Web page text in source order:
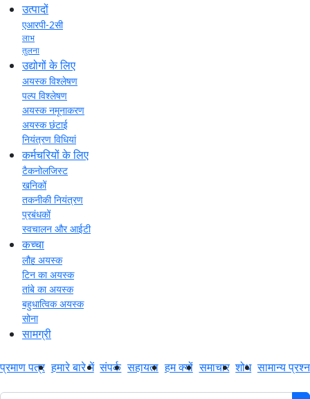
उत्पादों
एआरपी-2सी
लाभ
तुलना
उद्योगों के लिए
अयस्क विश्लेषण
पल्प विश्लेषण
अयस्क नमूनाकरण
अयस्क छंटाई
नियंत्रण विधियां
कर्मचरियों के लिए
टैकनोलजिस्ट
खनिकों
तकनीकी नियंत्रण
प्रबंधकों
स्वचालन और आईटी
कच्चा
लौह अयस्क
टिन का अयस्क
तांबे का अयस्क
बहुधात्विक अयस्क
सोना
सामग्री
प्रमाण पत्र हमारे बारे में संपर्क सहायता हम क्यों समाचार शोध सामान्य प्रश्न